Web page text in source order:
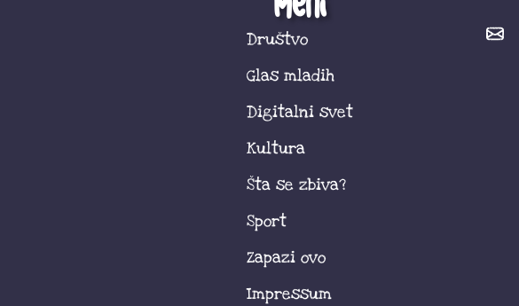
Društvo
Glas mladih
Digitalni svet
Kultura
Šta se zbiva?
Sport
Zapazi ovo
Impressum